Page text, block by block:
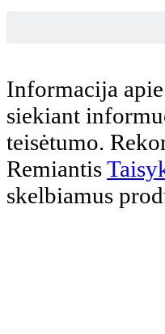
Informacija
siekiant
teisėtumo.
Remiantis
skelbiamus